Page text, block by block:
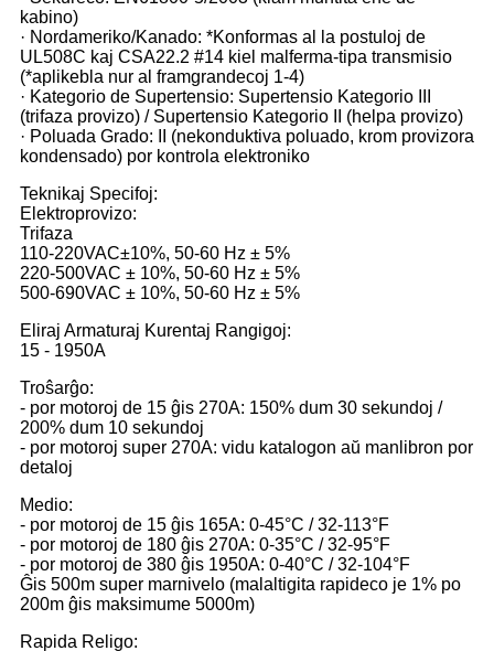
kabino)
· Nordameriko/Kanado: *Konformas al la postuloj de
UL508C kaj CSA22.2 #14 kiel malferma-tipa transmisio
(*aplikebla nur al framgrandecoj 1-4)
· Kategorio de Supertensio: Supertensio Kategorio III
(trifaza provizo) / Supertensio Kategorio II (helpa provizo)
· Poluada Grado: II (nekonduktiva poluado, krom provizora
kondensado) por kontrola elektroniko
Teknikaj Specifoj:
Elektroprovizo:
Trifaza
110-220VAC±10%, 50-60 Hz ± 5%
220-500VAC ± 10%, 50-60 Hz ± 5%
500-690VAC ± 10%, 50-60 Hz ± 5%
Eliraj Armaturaj Kurentaj Rangigoj:
15 - 1950A
Troŝarĝo:
- por motoroj de 15 ĝis 270A: 150% dum 30 sekundoj /
200% dum 10 sekundoj
- por motoroj super 270A: vidu katalogon aŭ manlibron por
detaloj
Medio:
- por motoroj de 15 ĝis 165A: 0-45°C / 32-113°F
- por motoroj de 180 ĝis 270A: 0-35°C / 32-95°F
- por motoroj de 380 ĝis 1950A: 0-40°C / 32-104°F
Ĝis 500m super marnivelo (malaltigita rapideco je 1% po
200m ĝis maksimume 5000m)
Rapida Religo: